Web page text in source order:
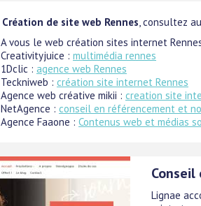
Création de site web Rennes, consultez
A vous le web création sites internet
Creativityjuice : multimédia rennes
1Dclic : agence web Rennes
Teckniweb : création site internet Rennes
Agence web créative mikii : creation site
NetAgence : conseil en référencement et
Agence Faaone : Contenus web et médias
Lignae